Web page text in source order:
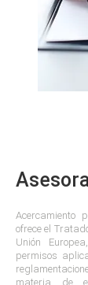
Acercamiento
ofrece el
Unión
permisos
materia de